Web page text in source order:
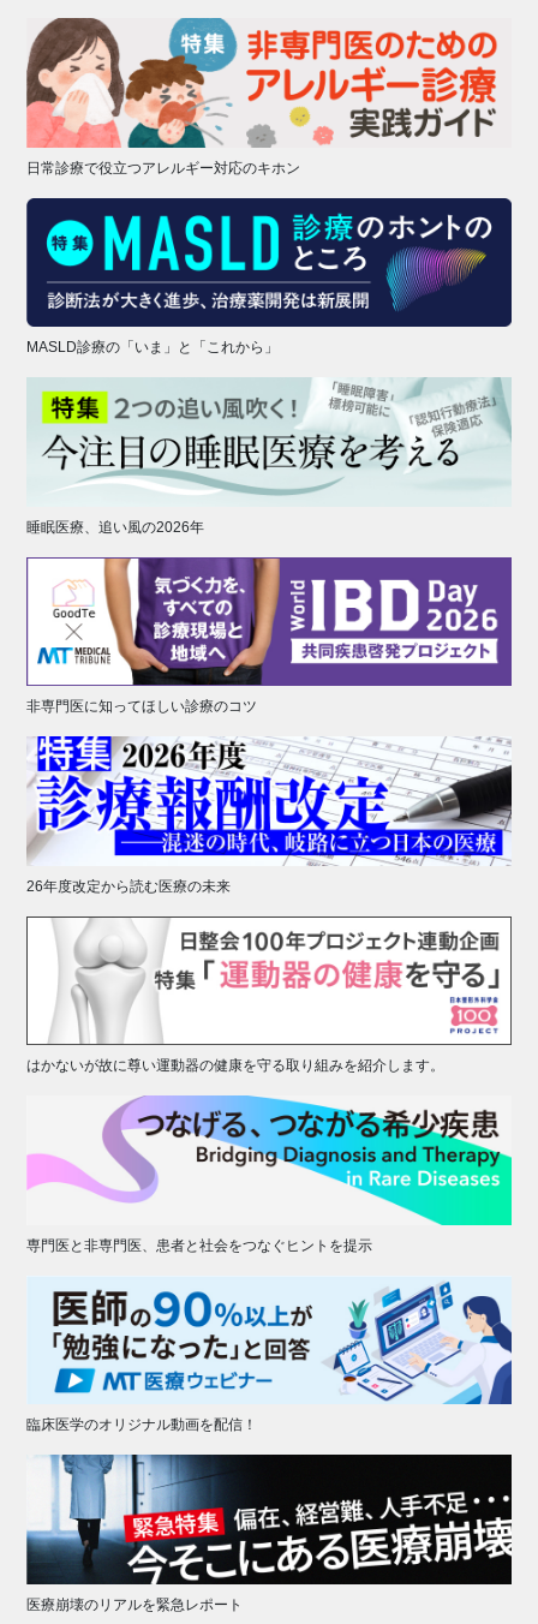
日常診療で役立つアレルギー対応のキホン
MASLD診療の「いま」と「これから」
睡眠医療、追い風の2026年
非専門医に知ってほしい診療のコツ
26年度改定から読む医療の未来
はかないが故に尊い運動器の健康を守る取り組みを紹介します。
専門医と非専門医、患者と社会をつなぐヒントを提示
臨床医学のオリジナル動画を配信！
医療崩壊のリアルを緊急レポート